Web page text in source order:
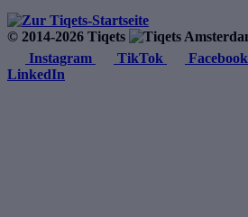
© 2014-2026 Tiqets
Instagram
TikTok Facebook
LinkedIn